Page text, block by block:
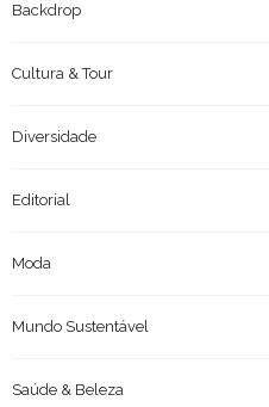
Backdrop
Cultura & Tour
Diversidade
Editorial
Moda
Mundo Sustentável
Saúde & Beleza